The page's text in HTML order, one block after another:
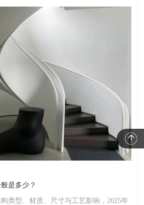
是多少？
类型、材质、尺寸与工艺影响，2025年